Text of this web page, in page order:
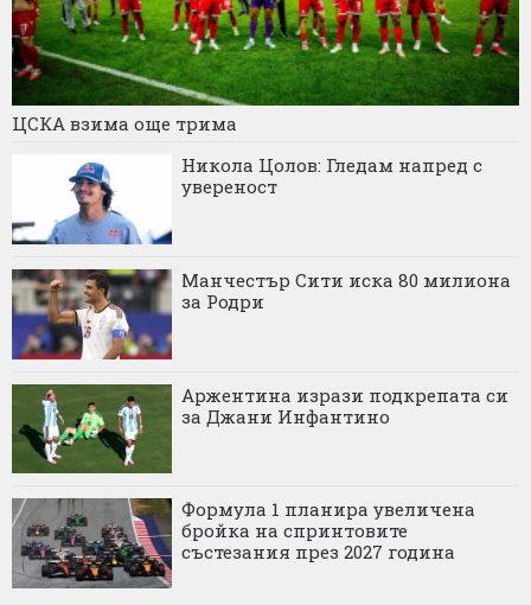
ЦСКА взима още трима
Никола Цолов: Гледам напред с
увереност
Манчестър Сити иска 80 милиона
за Родри
Аржентина изрази подкрепата си
за Джани Инфантино
Формула 1 планира увеличена
бройка на спринтовите
състезания през 2027 година